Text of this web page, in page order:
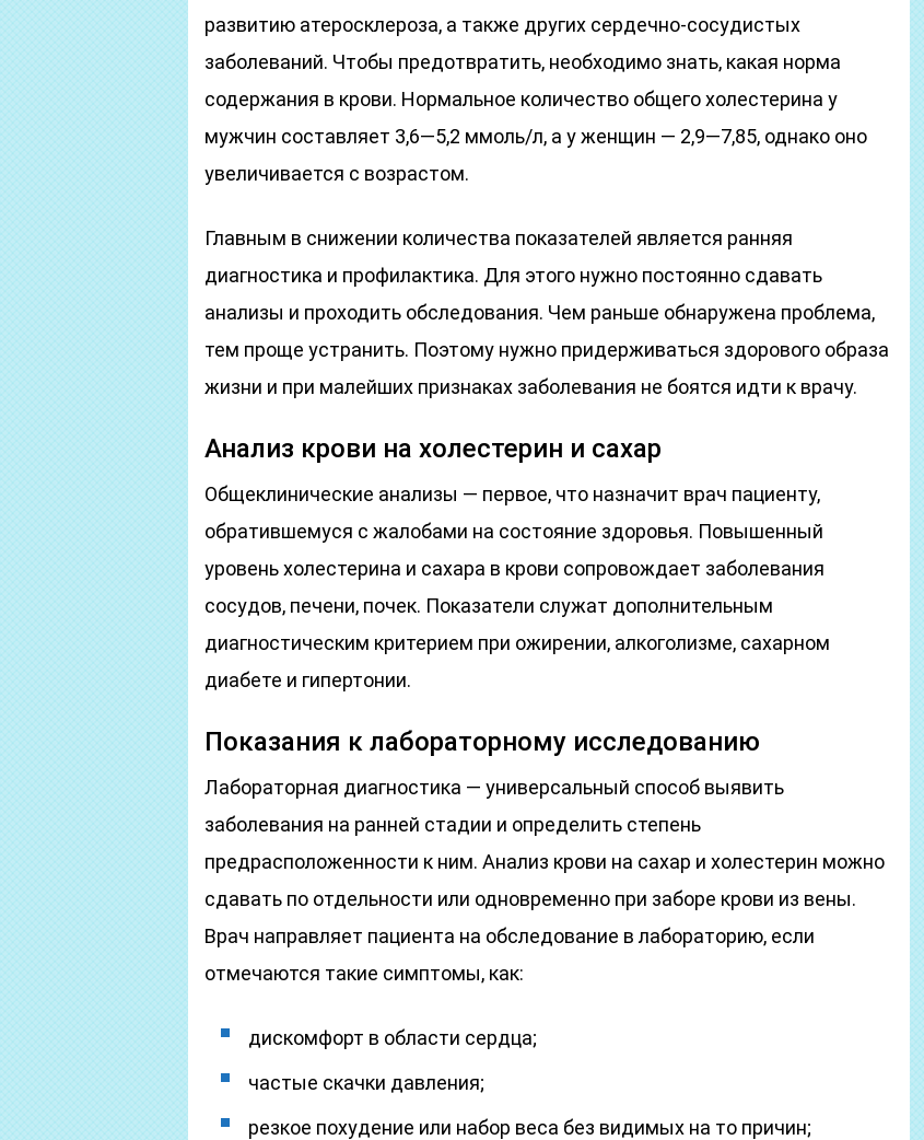
развитию атеросклероза, а также других сердечно-сосудистых
заболеваний. Чтобы предотвратить, необходимо знать, какая норма
содержания в крови. Нормальное количество общего холестерина у
мужчин составляет 3,6—5,2 ммоль/л, а у женщин — 2,9—7,85, однако оно
увеличивается с возрастом.
Главным в снижении количества показателей является ранняя
диагностика и профилактика. Для этого нужно постоянно сдавать
анализы и проходить обследования. Чем раньше обнаружена проблема,
тем проще устранить. Поэтому нужно придерживаться здорового образа
жизни и при малейших признаках заболевания не боятся идти к врачу.
Анализ крови на холестерин и сахар
Общеклинические анализы — первое, что назначит врач пациенту,
обратившемуся с жалобами на состояние здоровья. Повышенный
уровень холестерина и сахара в крови сопровождает заболевания
сосудов, печени, почек. Показатели служат дополнительным
диагностическим критерием при ожирении, алкоголизме, сахарном
диабете и гипертонии.
Показания к лабораторному исследованию
Лабораторная диагностика — универсальный способ выявить
заболевания на ранней стадии и определить степень
предрасположенности к ним. Анализ крови на сахар и холестерин можно
сдавать по отдельности или одновременно при заборе крови из вены.
Врач направляет пациента на обследование в лабораторию, если
отмечаются такие симптомы, как:
дискомфорт в области сердца;
частые скачки давления;
резкое похудение или набор веса без видимых на то причин;